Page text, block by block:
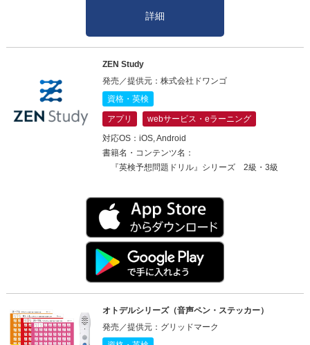
詳細
ZEN Study
発売／提供元：株式会社ドワンゴ
資格・英検
アプリ
webサービス・eラーニング
対応OS：iOS, Android
書籍名・コンテンツ名：
『英検予想問題ドリル』シリーズ 2級・3級
オトデルシリーズ（音声ペン・ステッカー）
発売／提供元：グリッドマーク